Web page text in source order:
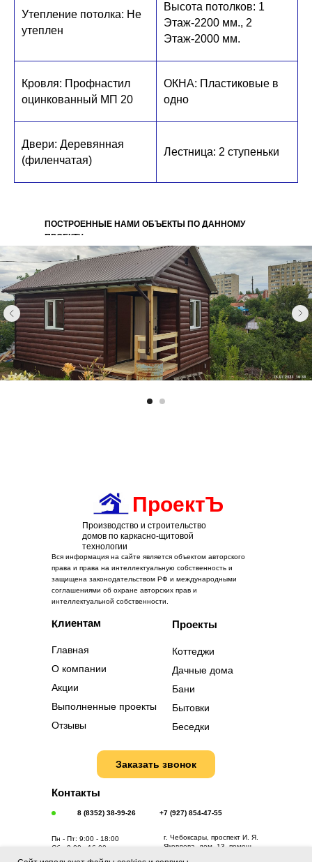
Утепление потолка: Не
утеплен
Высота потолков: 1
Этаж-2200 мм., 2
Этаж-2000 мм.
Кровля: Профнастил
оцинкованный МП 20
ОКНА: Пластиковые в
одно
Двери: Деревянная
(филенчатая)
Лестница: 2 ступеньки
ПОСТРОЕННЫЕ НАМИ ОБЪЕКТЫ ПО ДАННОМУ
ПРОЕКТУ
8 (8352) 38-99-26 +7 (927) 854-47-55
Заказать звонок
Вся информация на сайте является объектом авторского
права и права на интеллектуальную собственность и
защищена законодательством РФ и международными
соглашениями об охране авторских прав и
интеллектуальной собственности.
Клиентам Проекты
Контакты
Коттеджи
Бани
Дачные дома
Бытовки
Беседки
Главная
Акции
О компании
Отзывы
Выполненные проекты
ПроектЪ
Производство и строительство
домов по каркасно-щитовой
технологии
Пн - Пт: 9:00 - 18:00
Сб.: 9:00 - 16:00
г. Чебоксары, проспект И. Я.
Яковлева, дом. 13, помещ.